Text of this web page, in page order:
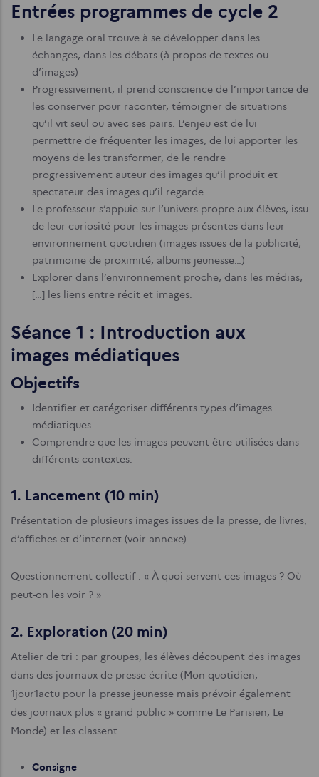
Entrées programmes de cycle 2
Le langage oral trouve à se développer dans les
échanges, dans les débats (à propos de textes ou
d’images)
Progressivement, il prend conscience de l’importance de
les conserver pour raconter, témoigner de situations
qu’il vit seul ou avec ses pairs. L’enjeu est de lui
permettre de fréquenter les images, de lui apporter les
moyens de les transformer, de le rendre
progressivement auteur des images qu’il produit et
spectateur des images qu’il regarde.
Le professeur s’appuie sur l’univers propre aux élèves, issu
de leur curiosité pour les images présentes dans leur
environnement quotidien (images issues de la publicité,
patrimoine de proximité, albums jeunesse…)
Explorer dans l’environnement proche, dans les médias,
[…] les liens entre récit et images.
Séance 1 : Introduction aux
images médiatiques
Objectifs
Identifier et catégoriser différents types d’images
médiatiques.
Comprendre que les images peuvent être utilisées dans
différents contextes.
1. Lancement (10 min)
Présentation de plusieurs images issues de la presse, de livres,
d’affiches et d’internet (voir annexe)
Questionnement collectif : « À quoi servent ces images ? Où
peut-on les voir ? »
2. Exploration (20 min)
Atelier de tri : par groupes, les élèves découpent des images
dans des journaux de presse écrite (Mon quotidien,
1jour1actu pour la presse jeunesse mais prévoir également
des journaux plus « grand public » comme Le Parisien, Le
Monde) et les classent
Consigne